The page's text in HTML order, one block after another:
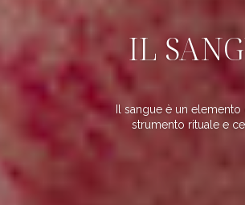
IL
Il sangue è un
strumento rituale e